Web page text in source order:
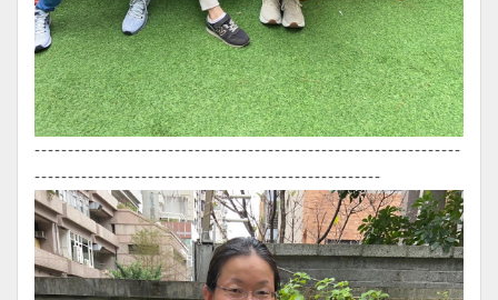
----------------------------------------------------------------
----------------------------------------------------